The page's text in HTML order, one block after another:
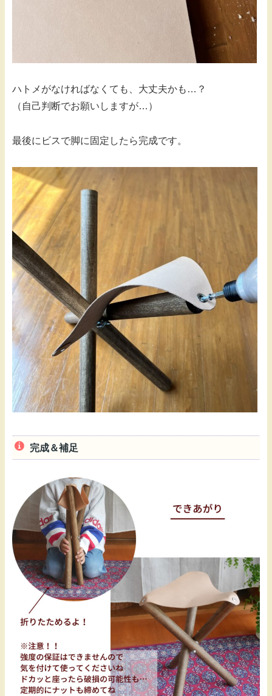
ハトメがなければなくても、大丈夫かも…？
（自己判断でお願いしますが…）
最後にビスで脚に固定したら完成です。
完成＆補足